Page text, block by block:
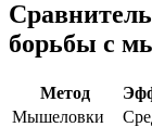
борьбы с
Метод
Мышеловки